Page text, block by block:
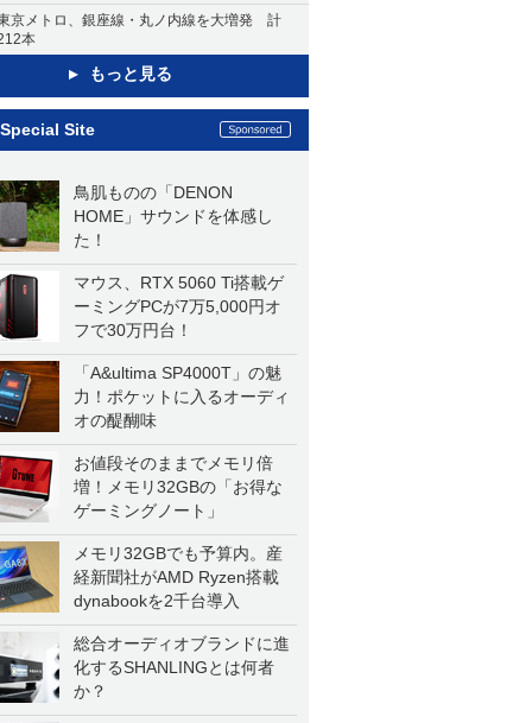
京メトロ、銀座線・丸ノ内線を大増発 計
本
もっと見る
Special Site
鳥肌ものの「DENON
HOME」サウンドを体感し
た！
マウス、RTX 5060 Ti搭載ゲ
ーミングPCが7万5,000円オ
フで30万円台！
「A&ultima SP4000T」の魅
力！ポケットに入るオーディ
オの醍醐味
お値段そのままでメモリ倍
増！メモリ32GBの「お得な
ゲーミングノート」
メモリ32GBでも予算内。産
経新聞社がAMD Ryzen搭載
dynabookを2千台導入
総合オーディオブランドに進
化するSHANLINGとは何者
か？